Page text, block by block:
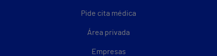
Pide cita médica
Área privada
Empresas